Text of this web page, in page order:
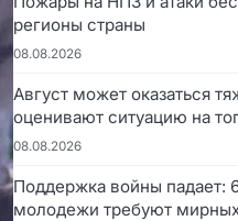
регионы страны
08.08.2026
Август может оказаться
оценивают ситуацию на
08.08.2026
Поддержка войны падает:
молодежи требуют